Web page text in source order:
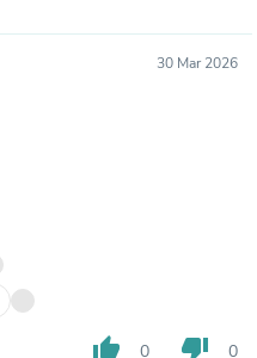
30 Mar 2026
thumb_up 0 thumb_down 0